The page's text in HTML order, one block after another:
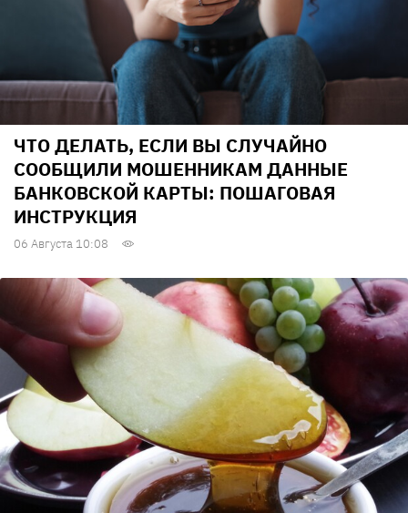
ЧТО ДЕЛАТЬ, ЕСЛИ ВЫ СЛУЧАЙНО
СООБЩИЛИ МОШЕННИКАМ ДАННЫЕ
БАНКОВСКОЙ КАРТЫ: ПОШАГОВАЯ
ИНСТРУКЦИЯ
06 Августа 10:08